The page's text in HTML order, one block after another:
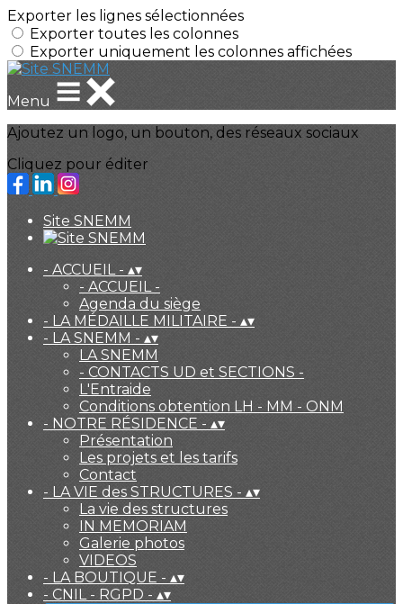
Exporter les lignes sélectionnées
Exporter toutes les colonnes
Exporter uniquement les colonnes affichées
Menu
Ajoutez un logo, un bouton, des réseaux sociaux
Cliquez pour éditer
Site SNEMM
- ACCUEIL - ▴▾
- ACCUEIL -
Agenda du siège
- LA MÉDAILLE MILITAIRE - ▴▾
- LA SNEMM - ▴▾
LA SNEMM
- CONTACTS UD et SECTIONS -
L'Entraide
Conditions obtention LH - MM - ONM
- NOTRE RÉSIDENCE - ▴▾
Présentation
Les projets et les tarifs
Contact
- LA VIE des STRUCTURES - ▴▾
La vie des structures
IN MEMORIAM
Galerie photos
VIDEOS
- LA BOUTIQUE - ▴▾
- CNIL - RGPD - ▴▾